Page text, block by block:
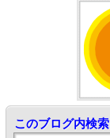
このブログ内検索